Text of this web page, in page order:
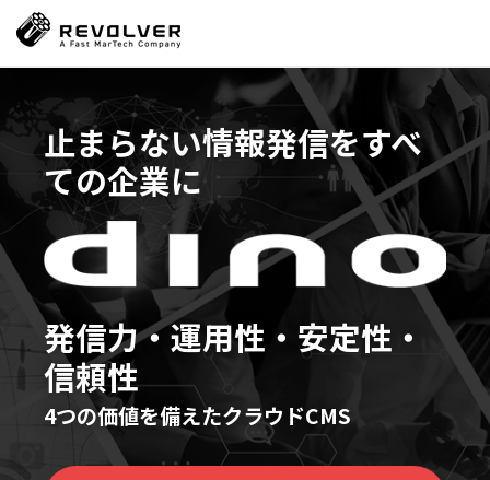
止まらない情報発信をすべ
ての企業に
発信力・運用性・安定性・
信頼性
4つの価値を備えたクラウドCMS